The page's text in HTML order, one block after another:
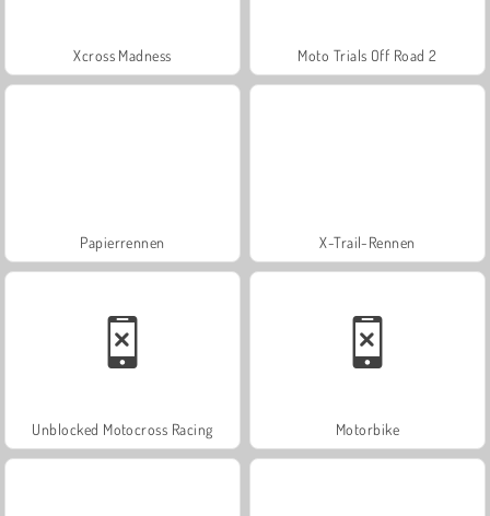
Xcross Madness Moto Trials Off Road 2
Papierrennen X-Trail-Rennen
Unblocked Motocross Racing Motorbike